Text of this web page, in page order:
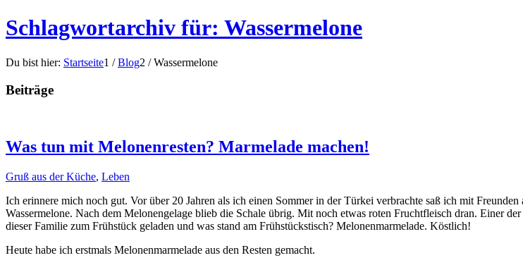
Schlagwortarchiv für: Wassermelone
Du bist hier: Startseite1 / Blog2 / Wassermelone
Beiträge
Was tun mit Melonenresten? Marmelade machen!
Gruß aus der Küche, Leben
Ich erinnere mich noch gut. Vor über 20 Jahren als ich einen Sommer in der Türkei verbrachte saß ich mit
Wassermelone. Nach dem Melonengelage blieb die Schale übrig. Mit noch etwas roten Fruchtfleisch dran. Einer
dieser Familie zum Frühstück geladen und was stand am Frühstückstisch? Melonenmarmelade. Köstlich!
Heute habe ich erstmals Melonenmarmelade aus den Resten gemacht.